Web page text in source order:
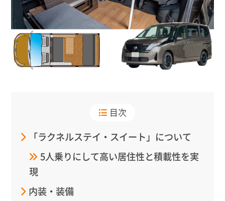
目次
「ラクネルステイ・スイート」について
5人乗りにして高い居住性と積載性を実
現
内装・装備